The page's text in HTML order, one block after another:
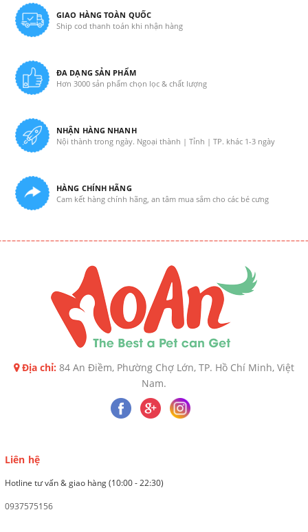
GIAO HÀNG TOÀN QUỐC
Ship cod thanh toán khi nhận hàng
ĐA DẠNG SẢN PHẨM
Hơn 3000 sản phẩm chọn lọc & chất lượng
NHẬN HÀNG NHANH
Nội thành trong ngày. Ngoại thành | Tỉnh | TP. khác 1-3 ngày
HÀNG CHÍNH HÃNG
Cam kết hàng chính hãng, an tâm mua sắm cho các bé cưng
Địa chỉ: 84 An Điềm, Phường Chợ Lớn, TP. Hồ Chí Minh, Việt
Nam.
Liên hệ
Hotline tư vấn & giao hàng (10:00 - 22:30)
0937575156